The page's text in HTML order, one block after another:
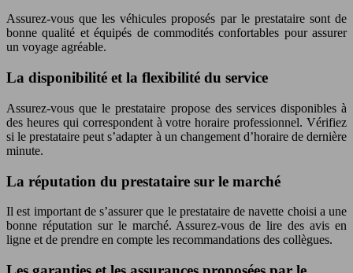
Assurez-vous que les véhicules proposés par le prestataire sont de
bonne qualité et équipés de commodités confortables pour assurer
un voyage agréable.
La disponibilité et la flexibilité du service
Assurez-vous que le prestataire propose des services disponibles à
des heures qui correspondent à votre horaire professionnel. Vérifiez
si le prestataire peut s’adapter à un changement d’horaire de dernière
minute.
La réputation du prestataire sur le marché
Il est important de s’assurer que le prestataire de navette choisi a une
bonne réputation sur le marché. Assurez-vous de lire des avis en
ligne et de prendre en compte les recommandations des collègues.